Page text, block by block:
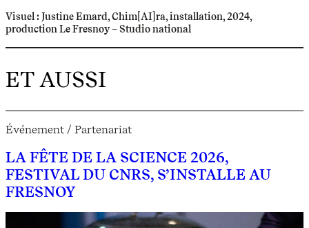
Visuel : Justine Emard, Chim[AI]ra, installation, 2024,
production Le Fresnoy – Studio national
ET AUSSI
Événement / Partenariat
LA FÊTE DE LA SCIENCE 2026,
FESTIVAL DU CNRS, S’INSTALLE AU
FRESNOY